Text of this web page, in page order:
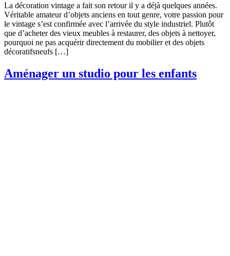
La décoration vintage a fait son retour il y a déjà quelques années.
Véritable amateur d’objets anciens en tout genre, votre passion pour
le vintage s’est confirmée avec l’arrivée du style industriel. Plutôt
que d’acheter des vieux meubles à restaurer, des objets à nettoyer,
pourquoi ne pas acquérir directement du mobilier et des objets
décoratifsneufs […]
Aménager un studio pour les enfants